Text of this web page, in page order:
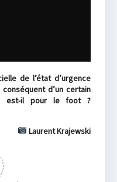
de l’état d’urgence
d’un certain
est-il pour le foot ?
Laurent Krajewski